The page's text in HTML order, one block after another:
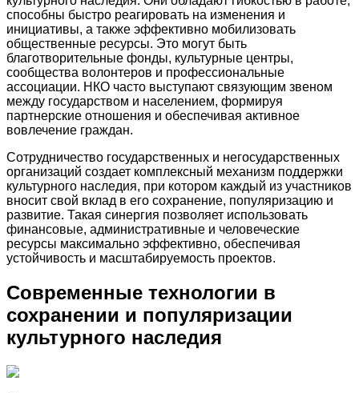
способны быстро реагировать на изменения и
инициативы, а также эффективно мобилизовать
общественные ресурсы. Это могут быть
благотворительные фонды, культурные центры,
сообщества волонтеров и профессиональные
ассоциации. НКО часто выступают связующим звеном
между государством и населением, формируя
партнерские отношения и обеспечивая активное
вовлечение граждан.
Сотрудничество государственных и негосударственных
организаций создает комплексный механизм поддержки
культурного наследия, при котором каждый из участников
вносит свой вклад в его сохранение, популяризацию и
развитие. Такая синергия позволяет использовать
финансовые, административные и человеческие
ресурсы максимально эффективно, обеспечивая
устойчивость и масштабируемость проектов.
Современные технологии в
сохранении и популяризации
культурного наследия